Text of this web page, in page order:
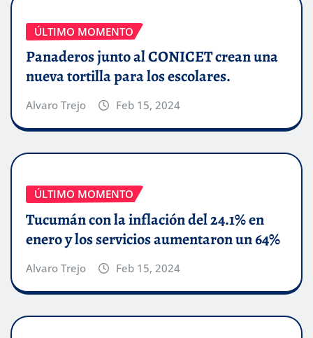
ÚLTIMO MOMENTO
Panaderos junto al CONICET crean una
nueva tortilla para los escolares.
Alvaro Trejo Feb 15, 2024
ÚLTIMO MOMENTO
Tucumán con la inflación del 24.1% en
enero y los servicios aumentaron un 64%
Alvaro Trejo Feb 15, 2024